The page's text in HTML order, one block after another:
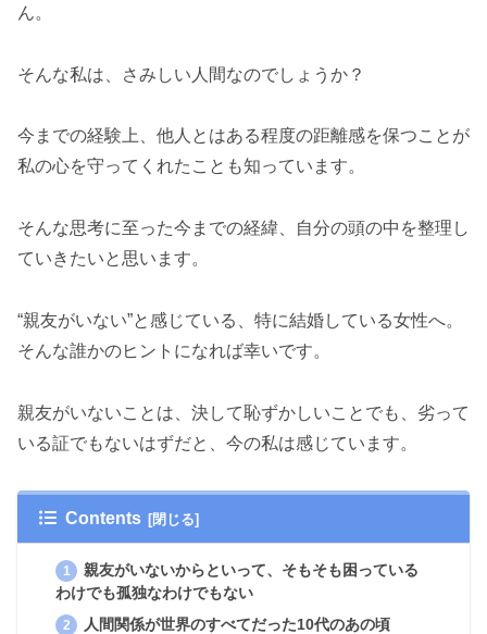
ん。
そんな私は、さみしい人間なのでしょうか？
今までの経験上、他人とはある程度の距離感を保つことが
私の心を守ってくれたことも知っています。
そんな思考に至った今までの経緯、自分の頭の中を整理し
ていきたいと思います。
“親友がいない”と感じている、特に結婚している女性へ。
そんな誰かのヒントになれば幸いです。
親友がいないことは、決して恥ずかしいことでも、劣って
いる証でもないはずだと、今の私は感じています。
Contents
親友がいないからといって、そもそも困っている
わけでも孤独なわけでもない
人間関係が世界のすべてだった10代のあの頃